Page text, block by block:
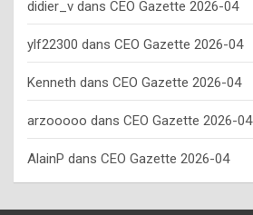
y
o
u
s
h
o
didier_v dans CEO Gazette 2026-04
ylf22300 dans CEO Gazette 2026-04
Kenneth dans CEO Gazette 2026-04
arzooooo dans CEO Gazette 2026-04
AlainP dans CEO Gazette 2026-04